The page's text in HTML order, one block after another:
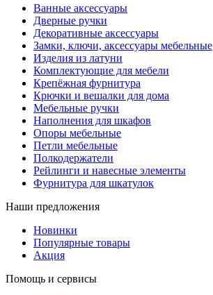
Ванные аксессуары
Дверные ручки
Декоративные аксессуары
Замки, ключи, аксессуары мебельные
Изделия из латуни
Комплектующие для мебели
Крепёжная фурнитура
Крючки и вешалки для дома
Мебельные ручки
Наполнения для шкафов
Опоры мебельные
Петли мебельные
Полкодержатели
Рейлинги и навесные элементы
Фурнитура для шкатулок
Наши предложения
Новинки
Популярные товары
Акция
Помощь и сервисы